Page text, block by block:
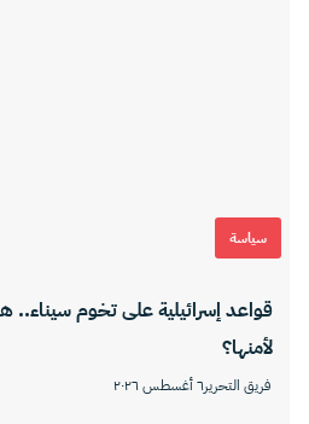
سياسة
قواعد إسرائيلية على تخوم سيناء..
لأمنها؟
فريق التحرير٦ أغسطس ٢٠٢٦